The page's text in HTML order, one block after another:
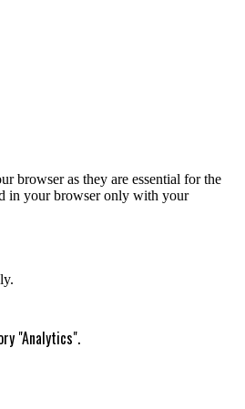
browser as they are essential for the
in your browser only with your
"Analytics".